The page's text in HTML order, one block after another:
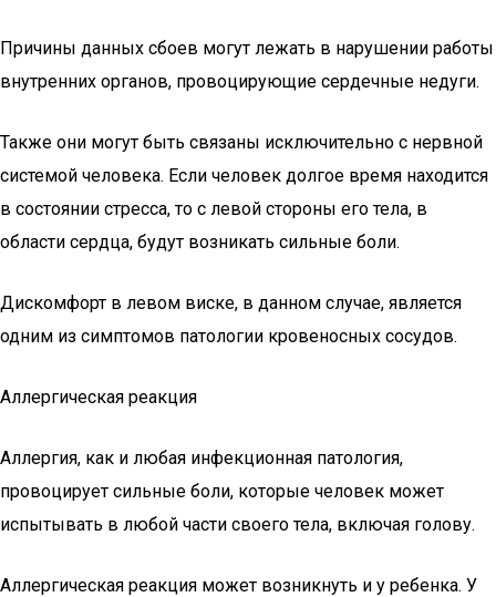
Причины данных сбоев могут лежать в нарушении работы
внутренних органов, провоцирующие сердечные недуги.
Также они могут быть связаны исключительно с нервной
системой человека. Если человек долгое время находится
в состоянии стресса, то с левой стороны его тела, в
области сердца, будут возникать сильные боли.
Дискомфорт в левом виске, в данном случае, является
одним из симптомов патологии кровеносных сосудов.
Аллергическая реакция
Аллергия, как и любая инфекционная патология,
провоцирует сильные боли, которые человек может
испытывать в любой части своего тела, включая голову.
Аллергическая реакция может возникнуть и у ребенка. У